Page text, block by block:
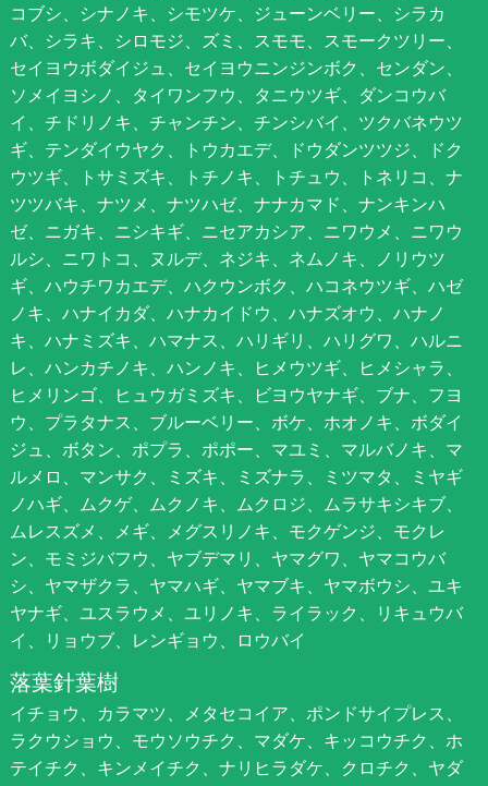
コブシ、シナノキ、シモツケ、ジューンベリー、シラカ
バ、シラキ、シロモジ、ズミ、スモモ、スモークツリー、
セイヨウボダイジュ、セイヨウニンジンボク、センダン、
ソメイヨシノ、タイワンフウ、タニウツギ、ダンコウバ
イ、チドリノキ、チャンチン、チンシバイ、ツクバネウツ
ギ、テンダイウヤク、トウカエデ、ドウダンツツジ、ドク
ウツギ、トサミズキ、トチノキ、トチュウ、トネリコ、ナ
ツツバキ、ナツメ、ナツハゼ、ナナカマド、ナンキンハ
ゼ、ニガキ、ニシキギ、ニセアカシア、ニワウメ、ニワウ
ルシ、ニワトコ、ヌルデ、ネジキ、ネムノキ、ノリウツ
ギ、ハウチワカエデ、ハクウンボク、ハコネウツギ、ハゼ
ノキ、ハナイカダ、ハナカイドウ、ハナズオウ、ハナノ
キ、ハナミズキ、ハマナス、ハリギリ、ハリグワ、ハルニ
レ、ハンカチノキ、ハンノキ、ヒメウツギ、ヒメシャラ、
ヒメリンゴ、ヒュウガミズキ、ビヨウヤナギ、ブナ、フヨ
ウ、プラタナス、ブルーベリー、ボケ、ホオノキ、ボダイ
ジュ、ボタン、ポプラ、ポポー、マユミ、マルバノキ、マ
ルメロ、マンサク、ミズキ、ミズナラ、ミツマタ、ミヤギ
ノハギ、ムクゲ、ムクノキ、ムクロジ、ムラサキシキブ、
ムレスズメ、メギ、メグスリノキ、モクゲンジ、モクレ
ン、モミジバフウ、ヤブデマリ、ヤマグワ、ヤマコウバ
シ、ヤマザクラ、ヤマハギ、ヤマブキ、ヤマボウシ、ユキ
ヤナギ、ユスラウメ、ユリノキ、ライラック、リキュウバ
イ、リョウブ、レンギョウ、ロウバイ
落葉針葉樹
イチョウ、カラマツ、メタセコイア、ポンドサイプレス、
ラクウショウ、モウソウチク、マダケ、キッコウチク、ホ
テイチク、キンメイチク、ナリヒラダケ、クロチク、ヤダ